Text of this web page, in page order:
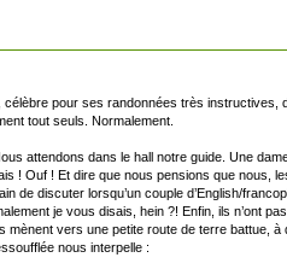
célèbre pour ses randonnées très instructives,
tout seuls. Normalement.
attendons dans le hall notre guide. Une
! Ouf ! Et dire que nous pensions que nous,
de discuter lorsqu’un couple d’English/
je vous disais, hein ?! Enfin, ils n’ont
vers une petite route de terre battue, à
nous interpelle :